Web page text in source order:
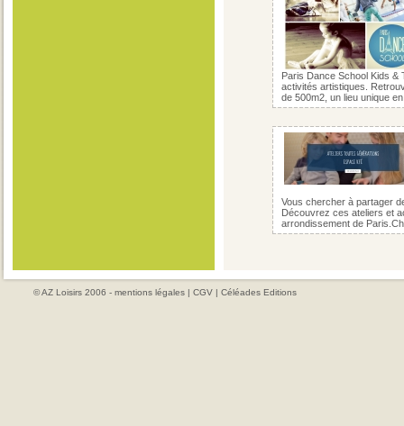
Paris Dance School Kids
activités artistiques.
de 500m2, un lieu unique
Vous chercher à partager
Découvrez ces ateliers et
arrondissement de
© AZ Loisirs 2006 - mentions légales | CGV | Céléades Editions